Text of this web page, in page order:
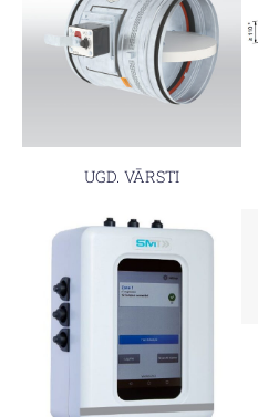
UGD. VĀRSTI